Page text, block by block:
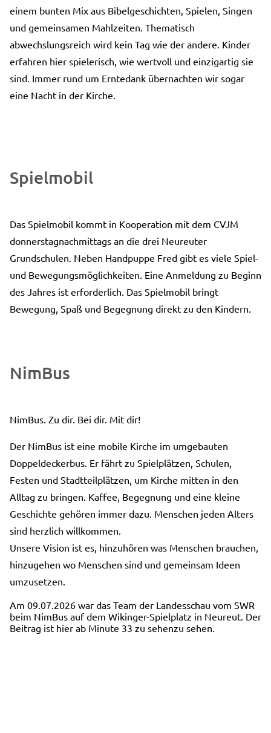
einem bunten Mix aus Bibelgeschichten, Spielen, Singen
und gemeinsamen Mahlzeiten. Thematisch
abwechslungsreich wird kein Tag wie der andere. Kinder
erfahren hier spielerisch, wie wertvoll und einzigartig sie
sind. Immer rund um Erntedank übernachten wir sogar
eine Nacht in der Kirche.
Spielmobil
Das Spielmobil kommt in Kooperation mit dem CVJM
donnerstagnachmittags an die drei Neureuter
Grundschulen. Neben Handpuppe Fred gibt es viele Spiel-
und Bewegungsmöglichkeiten. Eine Anmeldung zu Beginn
des Jahres ist erforderlich. Das Spielmobil bringt
Bewegung, Spaß und Begegnung direkt zu den Kindern.
NimBus
NimBus. Zu dir. Bei dir. Mit dir!
Der NimBus ist eine mobile Kirche im umgebauten
Doppeldeckerbus. Er fährt zu Spielplätzen, Schulen,
Festen und Stadtteilplätzen, um Kirche mitten in den
Alltag zu bringen. Kaffee, Begegnung und eine kleine
Geschichte gehören immer dazu. Menschen jeden Alters
sind herzlich willkommen.
Unsere Vision ist es, hinzuhören was Menschen brauchen,
hinzugehen wo Menschen sind und gemeinsam Ideen
umzusetzen.
Am 09.07.2026 war das Team der Landesschau vom SWR
beim NimBus auf dem Wikinger-Spielplatz in Neureut. Der
Beitrag ist hier ab Minute 33 zu sehenzu sehen.